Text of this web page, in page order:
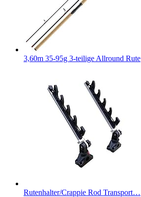
3,60m 35-95g 3-teilige Allround Rute
Rutenhalter/Crappie Rod Transport…